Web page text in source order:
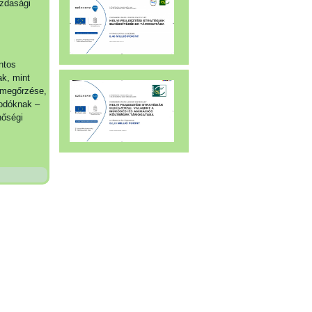
mint
–